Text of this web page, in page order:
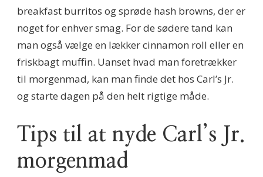
breakfast burritos og sprøde hash browns, der er
noget for enhver smag. For de sødere tand kan
man også vælge en lækker cinnamon roll eller en
friskbagt muffin. Uanset hvad man foretrækker
til morgenmad, kan man finde det hos Carl’s Jr.
og starte dagen på den helt rigtige måde.
Tips til at nyde Carl’s Jr.
morgenmad